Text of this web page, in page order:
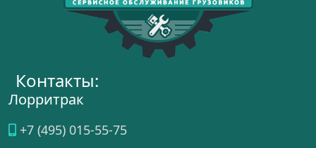
Контакты:
Лорритрак
+7 (495) 015-55-75